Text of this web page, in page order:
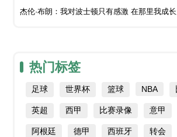
杰伦·布朗：我对波士顿只有感激 在那里我成
热门标签
足球 世界杯 篮球 NBA
英超 西甲 比赛录像 意甲
阿根廷 德甲 西班牙 转会